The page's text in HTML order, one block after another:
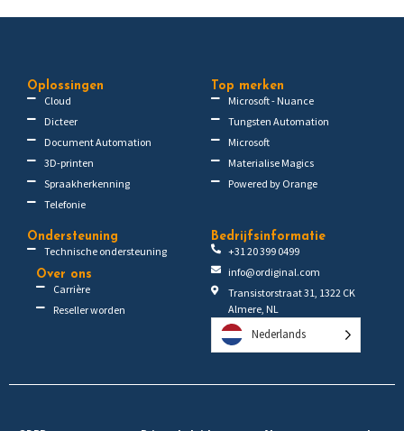
Oplossingen
Cloud
Dicteer
Document Automation
3D-printen
Spraakherkenning
Telefonie
Top merken
Microsoft - Nuance
Tungsten Automation
Microsoft
Materialise Magics
Powered by Orange
Ondersteuning
Technische ondersteuning
Over ons
Carrière
Reseller worden
Bedrijfsinformatie
+31 20 399 0499
info@ordiginal.com
Transistorstraat 31, 1322 CK
Almere, NL
Nederlands